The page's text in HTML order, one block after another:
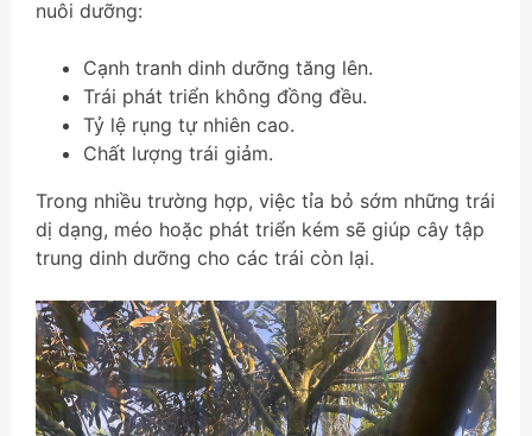
nuôi dưỡng:
Cạnh tranh dinh dưỡng tăng lên.
Trái phát triển không đồng đều.
Tỷ lệ rụng tự nhiên cao.
Chất lượng trái giảm.
Trong nhiều trường hợp, việc tỉa bỏ sớm những trái
dị dạng, méo hoặc phát triển kém sẽ giúp cây tập
trung dinh dưỡng cho các trái còn lại.